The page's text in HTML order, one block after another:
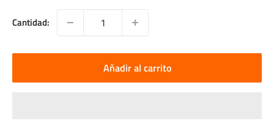
Cantidad:
Añadir al carrito